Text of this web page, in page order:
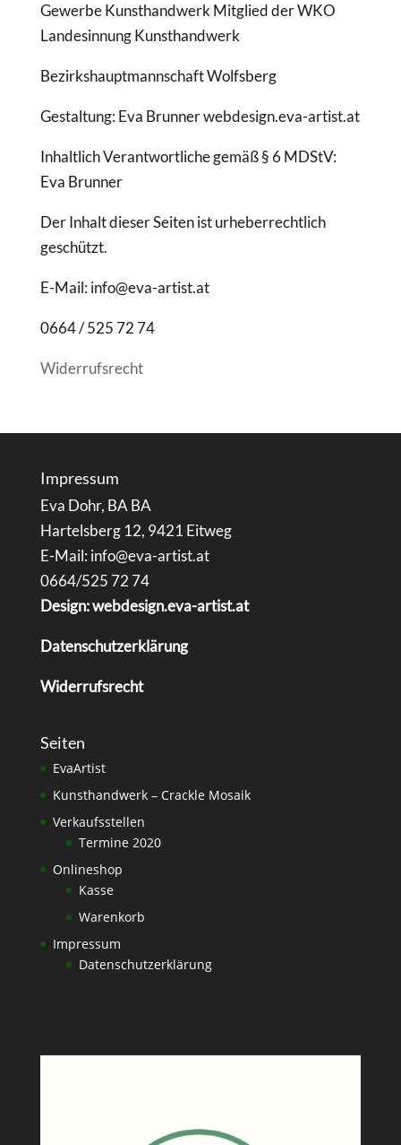
Gewerbe Kunsthandwerk Mitglied der WKO
Landesinnung Kunsthandwerk
Bezirkshauptmannschaft Wolfsberg
Gestaltung: Eva Brunner webdesign.eva-artist.at
Inhaltlich Verantwortliche gemäß § 6 MDStV:
Eva Brunner
Der Inhalt dieser Seiten ist urheberrechtlich
geschützt.
E-Mail: info@eva-artist.at
0664 / 525 72 74
Widerrufsrecht
Impressum
Eva Dohr, BA BA
Hartelsberg 12, 9421 Eitweg
E-Mail: info@eva-artist.at
0664/525 72 74
Design: webdesign.eva-artist.at
Datenschutzerklärung
Widerrufsrecht
Seiten
EvaArtist
Kunsthandwerk – Crackle Mosaik
Verkaufsstellen
Termine 2020
Onlineshop
Kasse
Warenkorb
Impressum
Datenschutzerklärung